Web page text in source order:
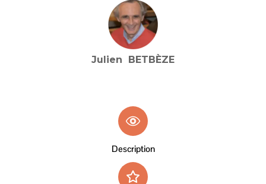
Julien BETBÈZE
Description